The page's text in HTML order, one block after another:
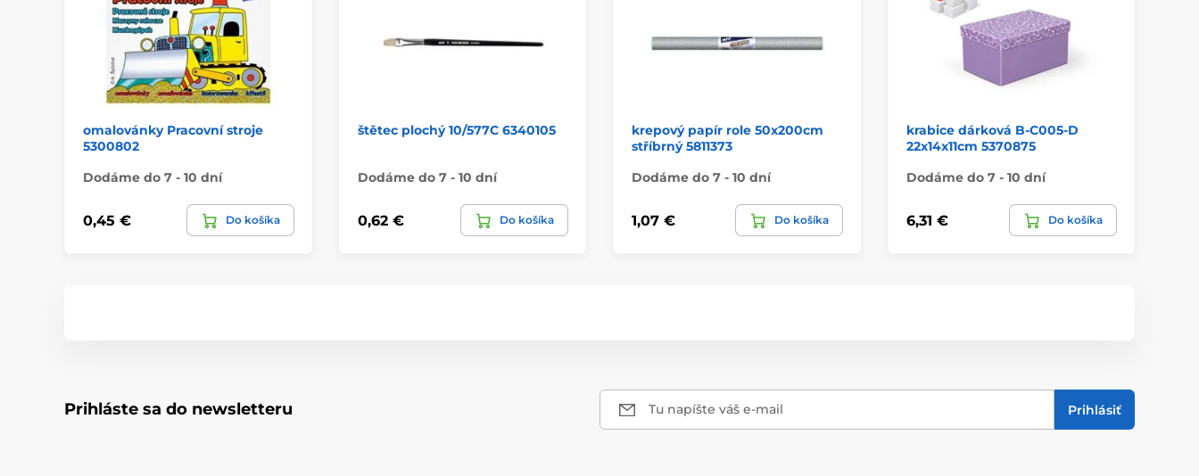
omalovánky Pracovní stroje
5300802
Dodáme do 7 - 10 dní
0,45 € Do košíka
štětec plochý 10/577C 6340105
Dodáme do 7 - 10 dní
0,62 € Do košíka
krepový papír role 50x200cm
stříbrný 5811373
Dodáme do 7 - 10 dní
1,07 € Do košíka
krabice dárková B-C005-D
22x14x11cm 5370875
Dodáme do 7 - 10 dní
6,31 € Do košíka
Prihláste sa do newsletteru Tu napíšte váš e-mail Prihlásiť